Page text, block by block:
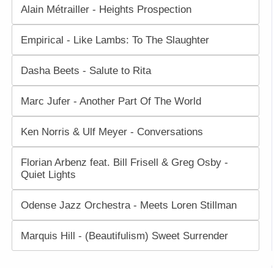
Alain Métrailler - Heights Prospection
Empirical - Like Lambs: To The Slaughter
Dasha Beets - Salute to Rita
Marc Jufer - Another Part Of The World
Ken Norris & Ulf Meyer - Conversations
Florian Arbenz feat. Bill Frisell & Greg Osby -
Quiet Lights
Odense Jazz Orchestra - Meets Loren Stillman
Marquis Hill - (Beautifulism) Sweet Surrender